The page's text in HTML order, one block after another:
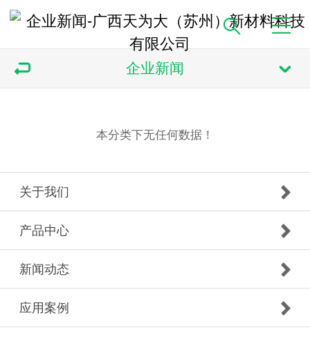
企业新闻
本分类下无任何数据！
关于我们
产品中心
新闻动态
应用案例